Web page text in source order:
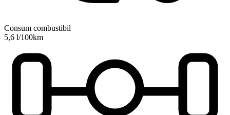
Consum combustibil
5,6 l/100km